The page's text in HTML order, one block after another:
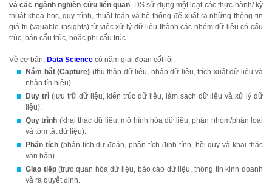
và các ngành nghiên cứu liên quan. DS sử dụng một loạt các thực hành/ kỹ
thuật khoa học, quy trình, thuật toán và hệ thống để xuất ra những thông tin
giá trị (vauable insights) từ việc xử lý dữ liệu thành các nhóm dữ liệu có cấu
trúc, bán cấu trúc, hoặc phi cấu trúc.
Về cơ bản, Data Science có năm giai đoạn cốt lõi:
Nắm bắt (Capture) (thu thập dữ liệu, nhập dữ liệu, trích xuất dữ liệu và
nhận tín hiệu).
Duy trì (lưu trữ dữ liệu, kiến trúc dữ liệu, làm sạch dữ liệu và xử lý dữ
liệu).
Quy trình (khai thác dữ liệu, mô hình hóa dữ liệu, phân nhóm/phân loại
và tóm tắt dữ liệu).
Phân tích(phân tích dự đoán, phân tích định tính, hồi quy và khai thác
văn bản).
Giao tiếp(trực quan hóa dữ liệu, báo cáo dữ liệu, thông tin kinh doanh
và ra quyết định.